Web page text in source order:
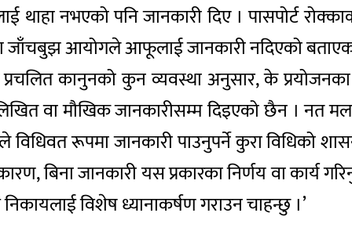
थाहा नभएको पनि जानकारी दिए । पासपोर्ट
जाँचबुझ आयोगले आफूलाई जानकारी नदिएको
प्रचलित कानुनको कुन व्यवस्था अनुसार, के
लिखित वा मौखिक जानकारीसम्म दिइएको छैन । नत
विधिवत रूपमा जानकारी पाउनुपर्ने कुरा विधिको
कारण, बिना जानकारी यस प्रकारका निर्णय वा
विशेष ध्यानाकर्षण गराउन चाहन्छु ।’